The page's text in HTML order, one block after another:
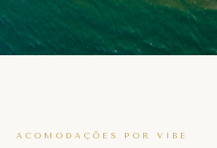
ACOMODAÇÕES POR VIBE